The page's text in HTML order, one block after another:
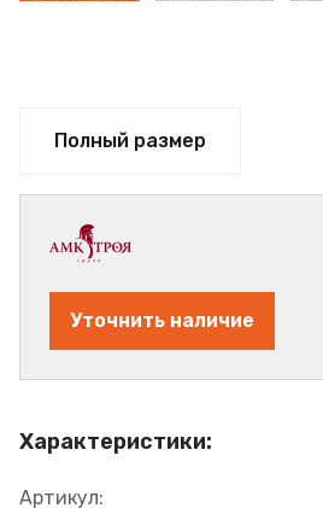
Полный размер
Характеристики:
Артикул:
Уточнить наличие